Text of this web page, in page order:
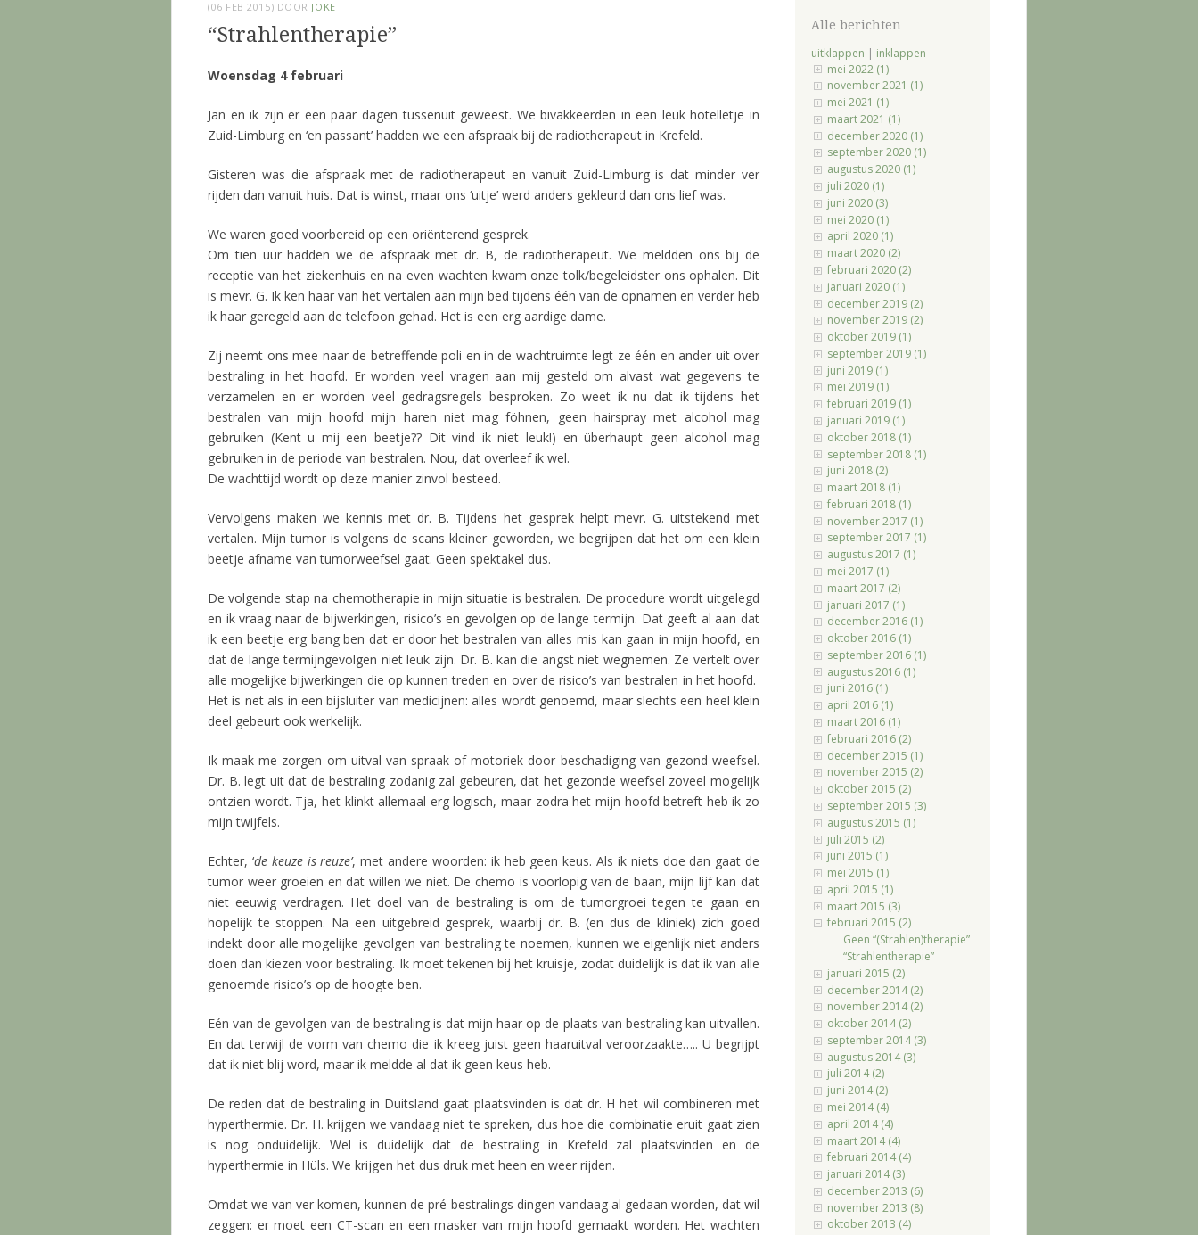
(06 FEB 2015) DOOR JOKE
“Strahlentherapie”
Woensdag 4 februari
Jan en ik zijn er een paar dagen tussenuit geweest. We bivakkeerden in een leuk hotelletje in
Zuid-Limburg en ‘en passant’ hadden we een afspraak bij de radiotherapeut in Krefeld.
Gisteren was die afspraak met de radiotherapeut en vanuit Zuid-Limburg is dat minder ver
rijden dan vanuit huis. Dat is winst, maar ons ‘uitje’ werd anders gekleurd dan ons lief was.
We waren goed voorbereid op een oriënterend gesprek.
Om tien uur hadden we de afspraak met dr. B, de radiotherapeut. We meldden ons bij de
receptie van het ziekenhuis en na even wachten kwam onze tolk/begeleidster ons ophalen. Dit
is mevr. G. Ik ken haar van het vertalen aan mijn bed tijdens één van de opnamen en verder heb
ik haar geregeld aan de telefoon gehad. Het is een erg aardige dame.
Zij neemt ons mee naar de betreffende poli en in de wachtruimte legt ze één en ander uit over
bestraling in het hoofd. Er worden veel vragen aan mij gesteld om alvast wat gegevens te
verzamelen en er worden veel gedragsregels besproken. Zo weet ik nu dat ik tijdens het
bestralen van mijn hoofd mijn haren niet mag föhnen, geen hairspray met alcohol mag
gebruiken (Kent u mij een beetje?? Dit vind ik niet leuk!) en überhaupt geen alcohol mag
gebruiken in de periode van bestralen. Nou, dat overleef ik wel.
De wachttijd wordt op deze manier zinvol besteed.
Vervolgens maken we kennis met dr. B. Tijdens het gesprek helpt mevr. G. uitstekend met
vertalen. Mijn tumor is volgens de scans kleiner geworden, we begrijpen dat het om een klein
beetje afname van tumorweefsel gaat. Geen spektakel dus.
De volgende stap na chemotherapie in mijn situatie is bestralen. De procedure wordt uitgelegd
en ik vraag naar de bijwerkingen, risico’s en gevolgen op de lange termijn. Dat geeft al aan dat
ik een beetje erg bang ben dat er door het bestralen van alles mis kan gaan in mijn hoofd, en
dat de lange termijngevolgen niet leuk zijn. Dr. B. kan die angst niet wegnemen. Ze vertelt over
alle mogelijke bijwerkingen die op kunnen treden en over de risico’s van bestralen in het hoofd.
Het is net als in een bijsluiter van medicijnen: alles wordt genoemd, maar slechts een heel klein
deel gebeurt ook werkelijk.
Ik maak me zorgen om uitval van spraak of motoriek door beschadiging van gezond weefsel.
Dr. B. legt uit dat de bestraling zodanig zal gebeuren, dat het gezonde weefsel zoveel mogelijk
ontzien wordt. Tja, het klinkt allemaal erg logisch, maar zodra het mijn hoofd betreft heb ik zo
mijn twijfels.
Echter, ‘de keuze is reuze’, met andere woorden: ik heb geen keus. Als ik niets doe dan gaat de
tumor weer groeien en dat willen we niet. De chemo is voorlopig van de baan, mijn lijf kan dat
niet eeuwig verdragen. Het doel van de bestraling is om de tumorgroei tegen te gaan en
hopelijk te stoppen. Na een uitgebreid gesprek, waarbij dr. B. (en dus de kliniek) zich goed
indekt door alle mogelijke gevolgen van bestraling te noemen, kunnen we eigenlijk niet anders
doen dan kiezen voor bestraling. Ik moet tekenen bij het kruisje, zodat duidelijk is dat ik van alle
genoemde risico’s op de hoogte ben.
Eén van de gevolgen van de bestraling is dat mijn haar op de plaats van bestraling kan uitvallen.
En dat terwijl de vorm van chemo die ik kreeg juist geen haaruitval veroorzaakte….. U begrijpt
dat ik niet blij word, maar ik meldde al dat ik geen keus heb.
De reden dat de bestraling in Duitsland gaat plaatsvinden is dat dr. H het wil combineren met
hyperthermie. Dr. H. krijgen we vandaag niet te spreken, dus hoe die combinatie eruit gaat zien
is nog onduidelijk. Wel is duidelijk dat de bestraling in Krefeld zal plaatsvinden en de
hyperthermie in Hüls. We krijgen het dus druk met heen en weer rijden.
Omdat we van ver komen, kunnen de pré-bestralings dingen vandaag al gedaan worden, dat wil
zeggen: er moet een CT-scan en een masker van mijn hoofd gemaakt worden. Het wachten
Alle berichten
uitklappen | inklappen
mei 2022 (1)
november 2021 (1)
mei 2021 (1)
maart 2021 (1)
december 2020 (1)
september 2020 (1)
augustus 2020 (1)
juli 2020 (1)
juni 2020 (3)
mei 2020 (1)
april 2020 (1)
maart 2020 (2)
februari 2020 (2)
januari 2020 (1)
december 2019 (2)
november 2019 (2)
oktober 2019 (1)
september 2019 (1)
juni 2019 (1)
mei 2019 (1)
februari 2019 (1)
januari 2019 (1)
oktober 2018 (1)
september 2018 (1)
juni 2018 (2)
maart 2018 (1)
februari 2018 (1)
november 2017 (1)
september 2017 (1)
augustus 2017 (1)
mei 2017 (1)
maart 2017 (2)
januari 2017 (1)
december 2016 (1)
oktober 2016 (1)
september 2016 (1)
augustus 2016 (1)
juni 2016 (1)
april 2016 (1)
maart 2016 (1)
februari 2016 (2)
december 2015 (1)
november 2015 (2)
oktober 2015 (2)
september 2015 (3)
augustus 2015 (1)
juli 2015 (2)
juni 2015 (1)
mei 2015 (1)
april 2015 (1)
maart 2015 (3)
februari 2015 (2)
Geen “(Strahlen)therapie”
“Strahlentherapie”
januari 2015 (2)
december 2014 (2)
november 2014 (2)
oktober 2014 (2)
september 2014 (3)
augustus 2014 (3)
juli 2014 (2)
juni 2014 (2)
mei 2014 (4)
april 2014 (4)
maart 2014 (4)
februari 2014 (4)
januari 2014 (3)
december 2013 (6)
november 2013 (8)
oktober 2013 (4)